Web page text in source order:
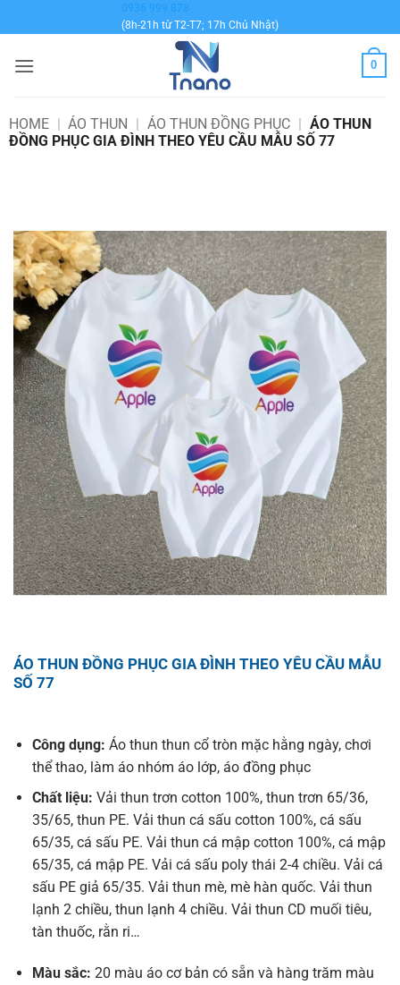
qua
dung
0936 999 878
(8h-21h từ T2-T7; 17h Chủ Nhật)
0
HOME | ÁO THUN | ÁO THUN ĐỒNG PHỤC | ÁO THUN
ĐỒNG PHỤC GIA ĐÌNH THEO YÊU CẦU MẪU SỐ 77
ÁO THUN ĐỒNG PHỤC GIA ĐÌNH THEO YÊU CẦU MẪU
SỐ 77
Công dụng: Áo thun thun cổ tròn mặc hằng ngày, chơi
thể thao, làm áo nhóm áo lớp, áo đồng phục
Chất liệu: Vải thun trơn cotton 100%, thun trơn 65/36,
35/65, thun PE. Vải thun cá sấu cotton 100%, cá sấu
65/35, cá sấu PE. Vải thun cá mập cotton 100%, cá mập
65/35, cá mập PE. Vải cá sấu poly thái 2-4 chiều. Vải cá
sấu PE giả 65/35. Vải thun mè, mè hàn quốc. Vải thun
lạnh 2 chiều, thun lạnh 4 chiều. Vải thun CD muối tiêu,
tàn thuốc, rằn ri…
Màu sắc: 20 màu áo cơ bản có sẵn và hàng trăm màu